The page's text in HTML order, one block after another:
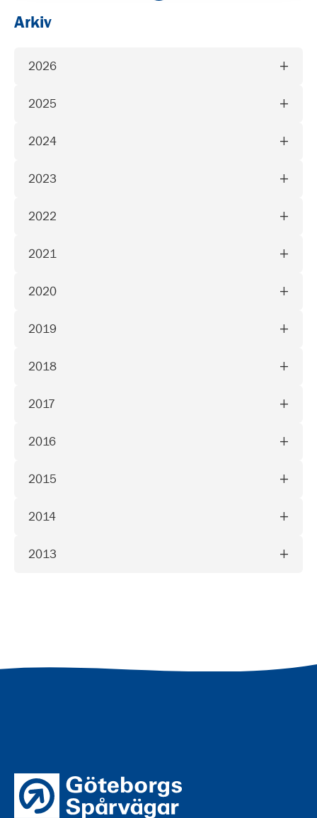
Arkiv
2026
2025
2024
2023
2022
2021
2020
2019
2018
2017
2016
2015
2014
2013